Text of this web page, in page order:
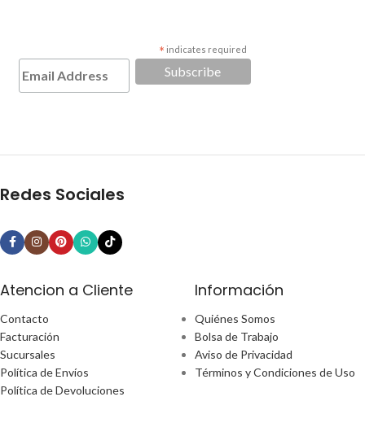
* indicates required
Redes Sociales
Atencion a Cliente
Contacto
Facturación
Sucursales
Política de Envíos
Política de Devoluciones
Información
Quiénes Somos
Bolsa de Trabajo
Aviso de Privacidad
Términos y Condiciones de Uso